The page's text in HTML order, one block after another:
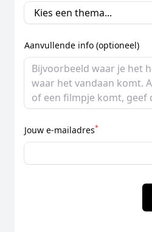
Aanvullende info (optioneel)
Jouw e-mailadres*